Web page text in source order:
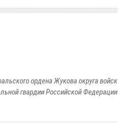
ордена Жукова округа войск
гвардии Российской Федерации